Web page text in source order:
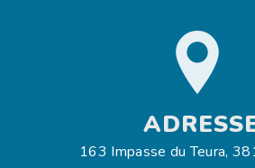
163 Impasse du Teura,